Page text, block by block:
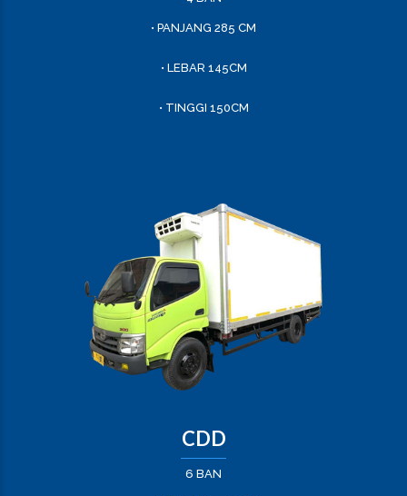
• PANJANG 285 CM
• LEBAR 145CM
• TINGGI 150CM
CDD
6 BAN